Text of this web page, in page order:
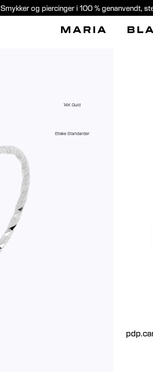
Smykker og piercinger i 100 % genanvendt,
14K Guld
Etiske Standarder